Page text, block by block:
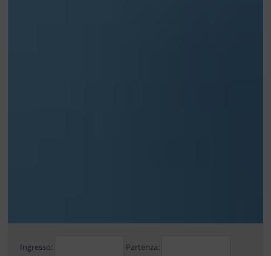
Ingresso: Partenza: